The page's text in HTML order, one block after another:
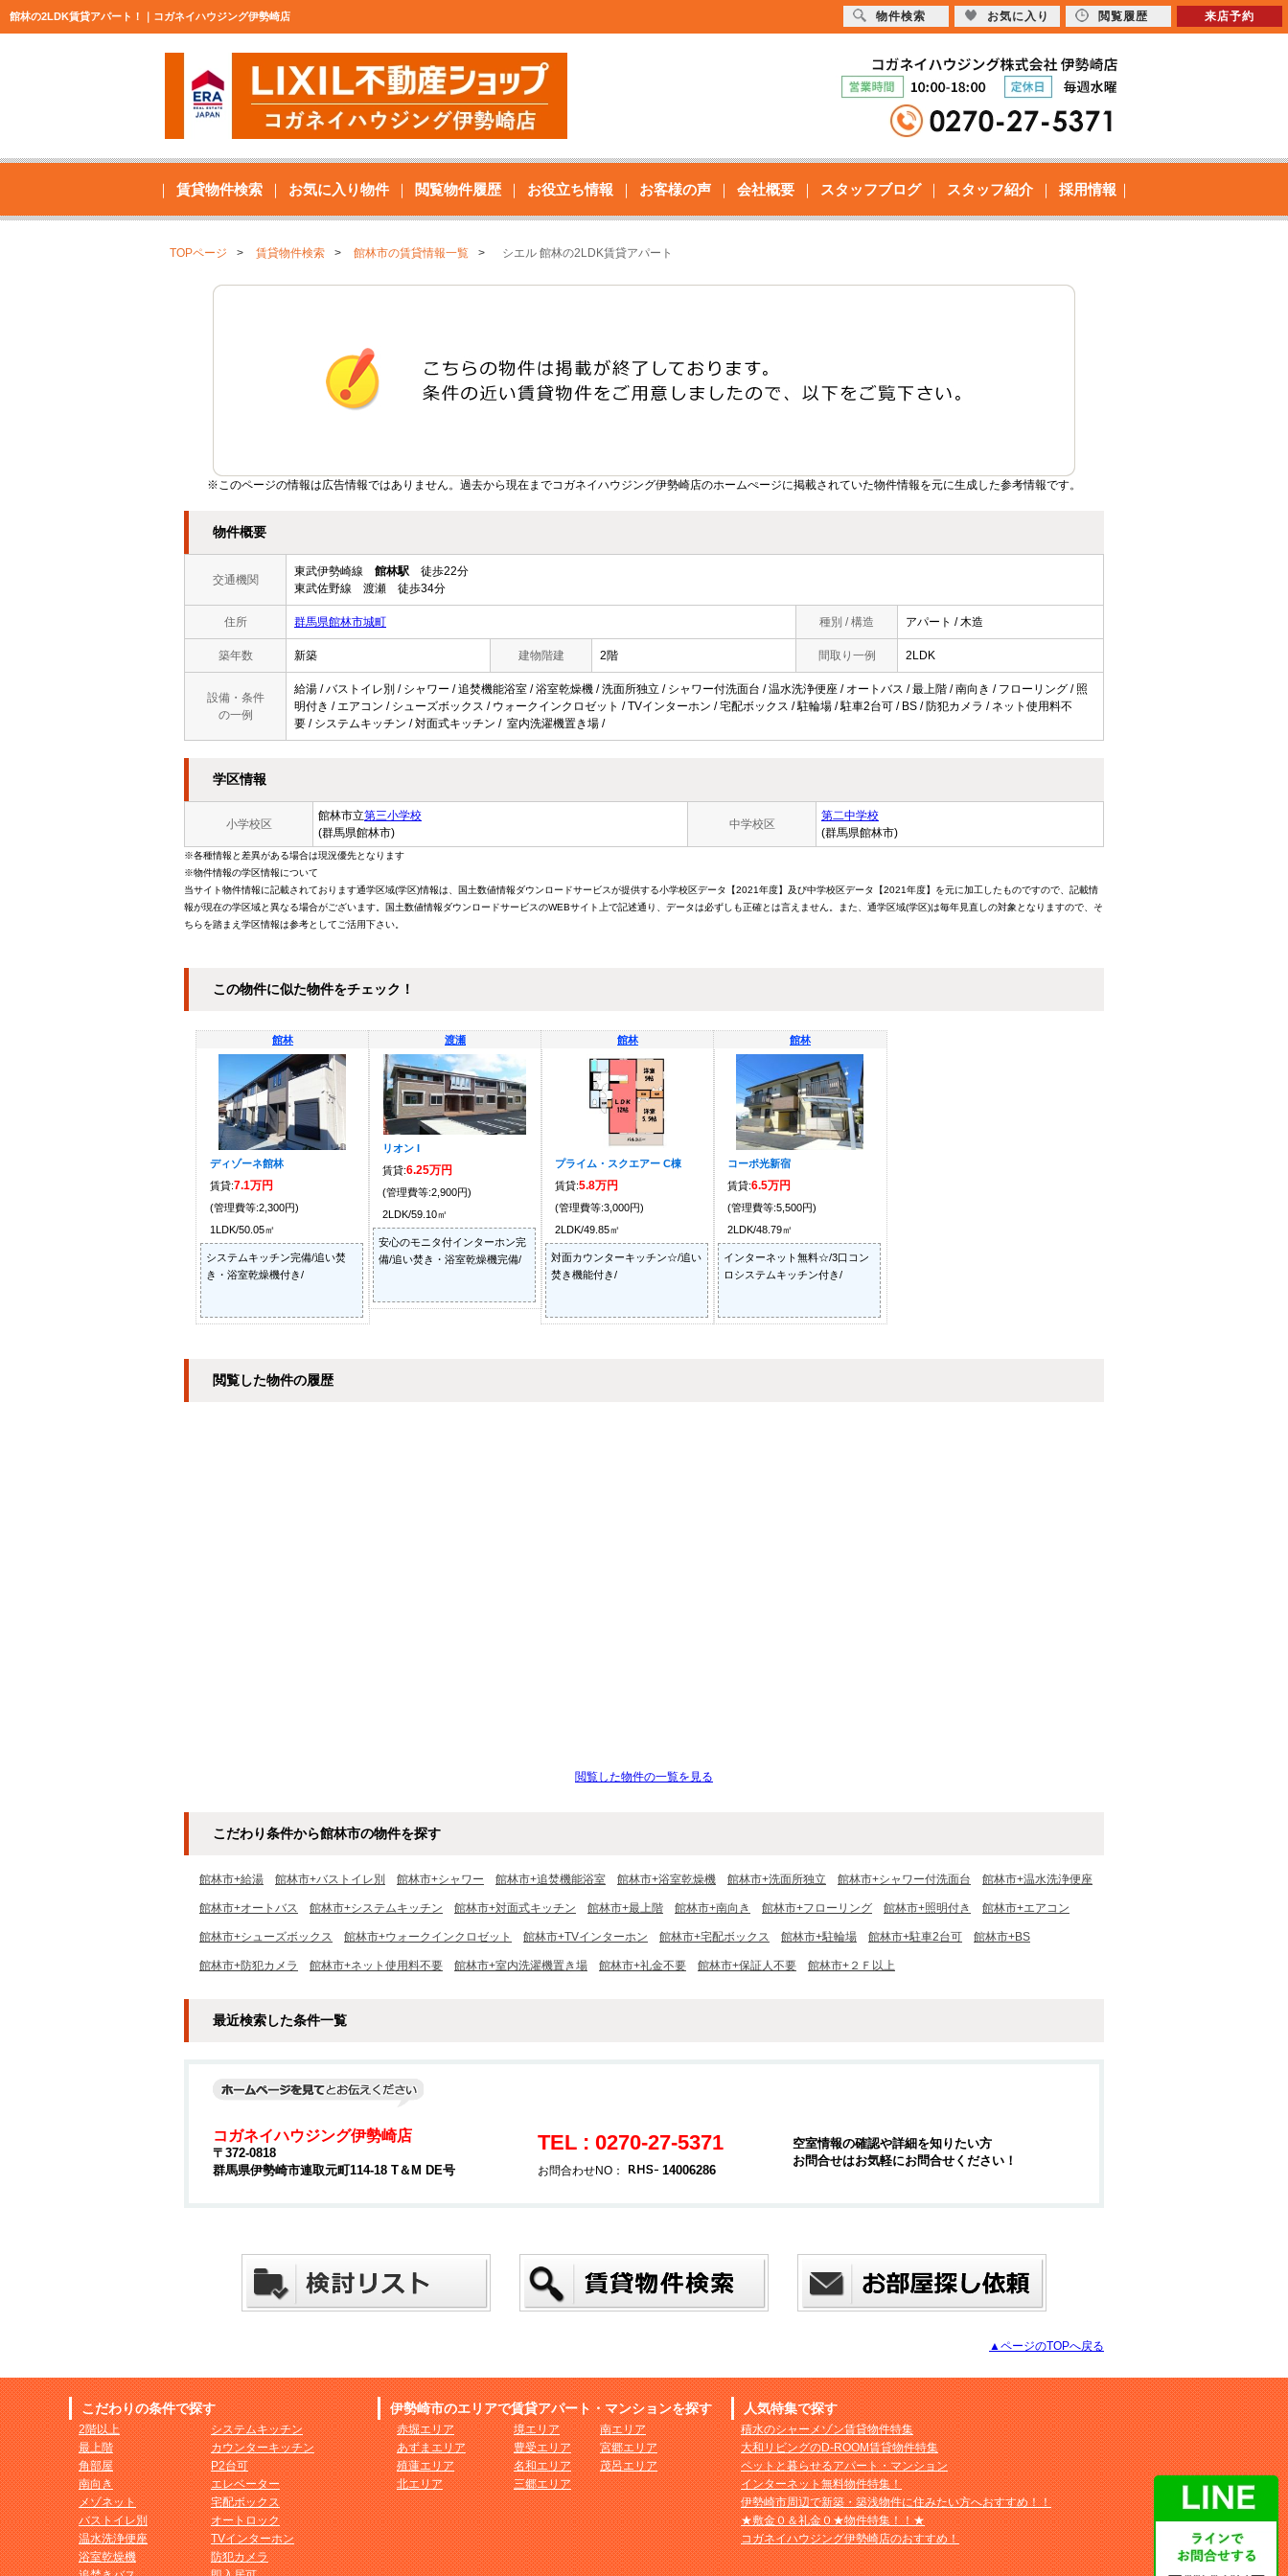
館林の2LDK賃貸アパート！｜コガネイハウジング伊勢崎店
賃貸物件検索 お気に入り物件 閲覧物件履歴 お役立ち情報 お客様の声 会社概要 スタッフブログ スタッフ紹介 採用情報
TOPページ 賃貸物件検索 館林市の賃貸情報一覧 シエル 館林の2LDK賃貸アパート
※このページの情報は広告情報ではありません。過去から現在までコガネイハウジング伊勢崎店のホームぺージに掲載されていた物件情報を元に生成した参考情報です。
物件概要
交通機関
東武伊勢崎線 館林駅 徒歩22分
東武佐野線 渡瀬 徒歩34分
住所 群馬県館林市城町 種別 / 構造 アパート / 木造
築年数 新築 建物階建 2階 間取り一例 2LDK
設備・条件
の一例
給湯 / バストイレ別 / シャワー / 追焚機能浴室 / 浴室乾燥機 / 洗面所独立 / シャワー付洗面台 / 温水洗浄便座 / オートバス / 最上階 / 南向き / フローリング / 照
明付き / エアコン / シューズボックス / ウォークインクロゼット / TVインターホン / 宅配ボックス / 駐輪場 / 駐車2台可 / BS / 防犯カメラ / ネット使用料不
要 / システムキッチン / 対面式キッチン / 室内洗濯機置き場 /
学区情報
小学校区
館林市立第三小学校
(群馬県館林市)
中学校区
第二中学校
(群馬県館林市)
※各種情報と差異がある場合は現況優先となります
※物件情報の学区情報について
当サイト物件情報に記載されております通学区域(学区)情報は、国土数値情報ダウンロードサービスが提供する小学校区データ【2021年度】及び中学校区データ【2021年度】を元に加工したものですので、記載情
報が現在の学区域と異なる場合がございます。国土数値情報ダウンロードサービスのWEBサイト上で記述通り、データは必ずしも正確とは言えません。また、通学区域(学区)は毎年見直しの対象となりますので、そ
ちらを踏まえ学区情報は参考としてご活用下さい。
この物件に似た物件をチェック！
館林
ディゾーネ館林
賃貸:7.1万円
(管理費等:2,300円)
1LDK/50.05㎡
システムキッチン完備/追い焚
き・浴室乾燥機付き/
渡瀬
リオン I
賃貸:6.25万円
(管理費等:2,900円)
2LDK/59.10㎡
安心のモニタ付インターホン完
備/追い焚き・浴室乾燥機完備/
館林
プライム・スクエアー C棟
賃貸:5.8万円
(管理費等:3,000円)
2LDK/49.85㎡
対面カウンターキッチン☆/追い
焚き機能付き/
館林
コーポ光新宿
賃貸:6.5万円
(管理費等:5,500円)
2LDK/48.79㎡
インターネット無料☆/3口コン
ロシステムキッチン付き/
閲覧した物件の履歴
閲覧した物件の一覧を見る
こだわり条件から館林市の物件を探す
館林市+給湯 館林市+バストイレ別 館林市+シャワー 館林市+追焚機能浴室 館林市+浴室乾燥機 館林市+洗面所独立 館林市+シャワー付洗面台 館林市+温水洗浄便座
館林市+オートバス 館林市+システムキッチン 館林市+対面式キッチン 館林市+最上階 館林市+南向き 館林市+フローリング 館林市+照明付き 館林市+エアコン
館林市+シューズボックス 館林市+ウォークインクロゼット 館林市+TVインターホン 館林市+宅配ボックス 館林市+駐輪場 館林市+駐車2台可 館林市+BS
館林市+防犯カメラ 館林市+ネット使用料不要 館林市+室内洗濯機置き場 館林市+礼金不要 館林市+保証人不要 館林市+２Ｆ以上
最近検索した条件一覧
コガネイハウジング伊勢崎店
〒372-0818
群馬県伊勢崎市連取元町114-18 T＆M DE号
TEL : 0270-27-5371
お問合わせNO： 14006286
空室情報の確認や詳細を知りたい方
お問合せはお気軽にお問合せください！
▲ページのTOPへ戻る
こだわりの条件で探す
2階以上
最上階
角部屋
南向き
メゾネット
バストイレ別
温水洗浄便座
浴室乾燥機
システムキッチン
カウンターキッチン
P2台可
エレベーター
宅配ボックス
オートロック
TVインターホン
防犯カメラ
伊勢崎市のエリアで賃貸アパート・マンションを探す
赤堀エリア
あずまエリア
殖蓮エリア
北エリア
境エリア
豊受エリア
名和エリア
三郷エリア
南エリア
宮郷エリア
茂呂エリア
人気特集で探す
積水のシャーメゾン賃貸物件特集
大和リビングのD-ROOM賃貸物件特集
ペットと暮らせるアパート・マンション
インターネット無料物件特集！
伊勢崎市周辺で新築・築浅物件に住みたい方へおすすめ！！
★敷金０＆礼金０★物件特集！！★
コガネイハウジング伊勢崎店のおすすめ！
物件検索 お気に入り 閲覧履歴 来店予約